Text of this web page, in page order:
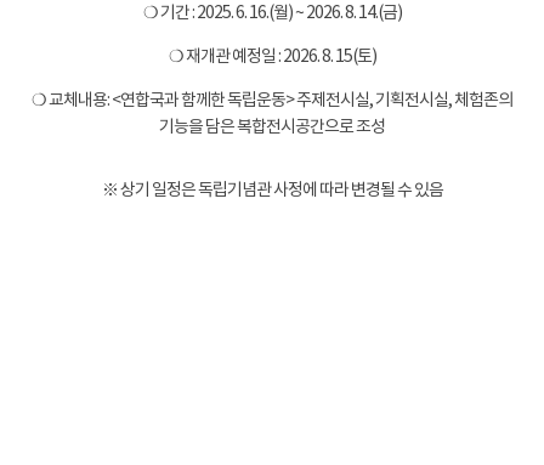
❍ 기간 : 2025. 6. 16.(월) ~ 2026. 8. 14.(금)
❍ 재개관 예정일 : 2026. 8. 15(토)
❍ 교체내용: <연합국과 함께한 독립운동> 주제전시실, 기획전시실, 체험존의
기능을 담은 복합전시공간으로 조성
※ 상기 일정은 독립기념관 사정에 따라 변경될 수 있음